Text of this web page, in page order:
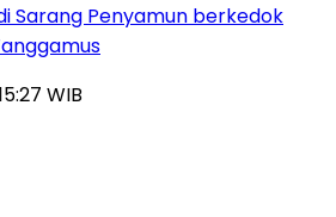
Sarang Penyamun berkedok
WIB